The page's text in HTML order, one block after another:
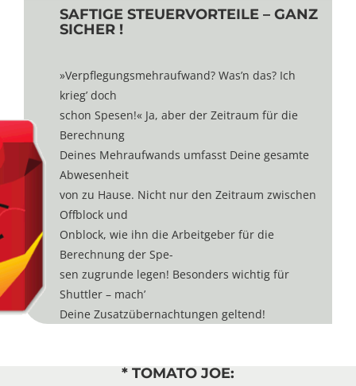
SAFTIGE STEUERVORTEILE – GANZ
SICHER !
»Verpflegungsmehraufwand? Was’n das? Ich
krieg’ doch
schon Spesen!« Ja, aber der Zeitraum für die
Berechnung
Deines Mehraufwands umfasst Deine gesamte
Abwesenheit
von zu Hause. Nicht nur den Zeitraum zwischen
Offblock und
Onblock, wie ihn die Arbeitgeber für die
Berechnung der Spe-
sen zugrunde legen! Besonders wichtig für
Shuttler – mach’
Deine Zusatzübernachtungen geltend!
* TOMATO JOE: